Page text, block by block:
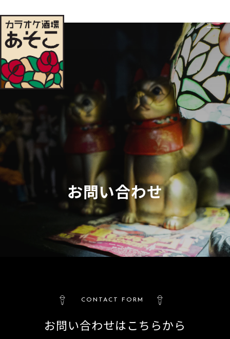
お問い合わせ
CONTACT FORM
お問い合わせはこちらから